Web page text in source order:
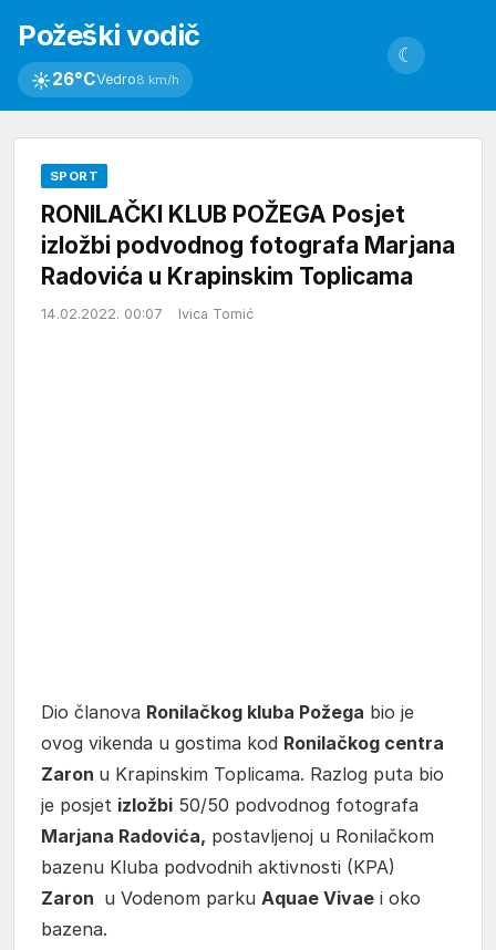
Požeški vodič
☀26°CVedro8 km/h
☾
SPORT
RONILAČKI KLUB POŽEGA Posjet
izložbi podvodnog fotografa Marjana
Radovića u Krapinskim Toplicama
14.02.2022. 00:07 Ivica Tomić
Dio članova Ronilačkog kluba Požega bio je
ovog vikenda u gostima kod Ronilačkog centra
Zaron u Krapinskim Toplicama. Razlog puta bio
je posjet izložbi 50/50 podvodnog fotografa
Marjana Radovića, postavljenoj u Ronilačkom
bazenu Kluba podvodnih aktivnosti (KPA)
Zaron u Vodenom parku Aquae Vivae i oko
bazena.